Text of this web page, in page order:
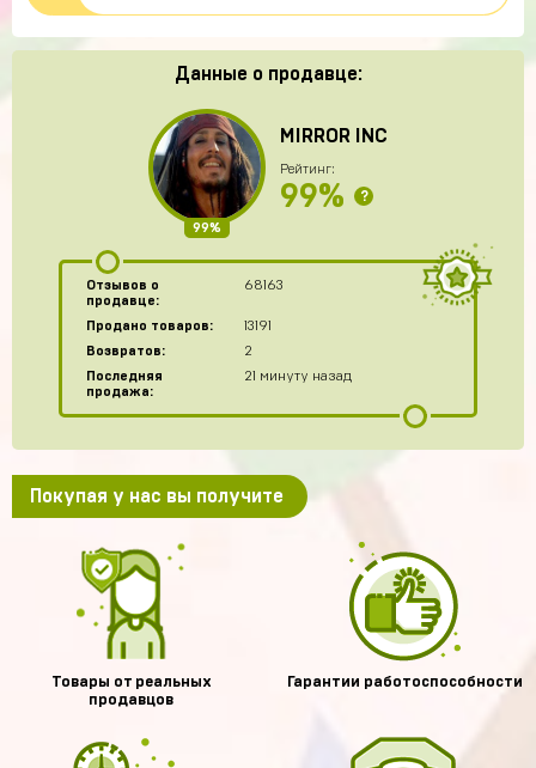
Данные о продавце:
99%
MIRROR INC
Рейтинг:
99% ?
Отзывов о
продавце:
68163
Продано товаров:
13191
Возвратов:
2
Последняя
продажа:
21 минуту назад
Покупая у нас вы получите
Товары от реальных
продавцов
Гарантии работоспособности